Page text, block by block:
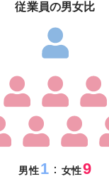
従業員の男女比
男性 1：女性9